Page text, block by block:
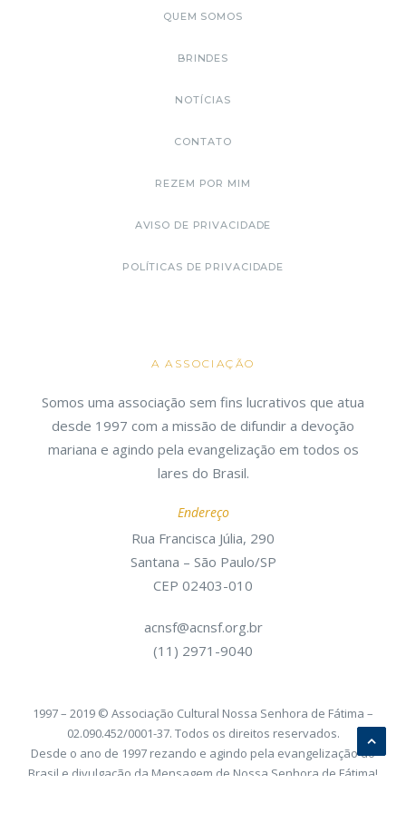
QUEM SOMOS
BRINDES
NOTÍCIAS
CONTATO
REZEM POR MIM
AVISO DE PRIVACIDADE
POLÍTICAS DE PRIVACIDADE
A ASSOCIAÇÃO
Somos uma associação sem fins lucrativos que atua
desde 1997 com a missão de difundir a devoção
mariana e agindo pela evangelização em todos os
lares do Brasil.
Endereço
Rua Francisca Júlia, 290
Santana – São Paulo/SP
CEP 02403-010
acnsf@acnsf.org.br
(11) 2971-9040
1997 – 2019 © Associação Cultural Nossa Senhora de Fátima –
02.090.452/0001-37. Todos os direitos reservados.
Desde o ano de 1997 rezando e agindo pela evangelização do
Brasil e divulgação da Mensagem de Nossa Senhora de Fátima!